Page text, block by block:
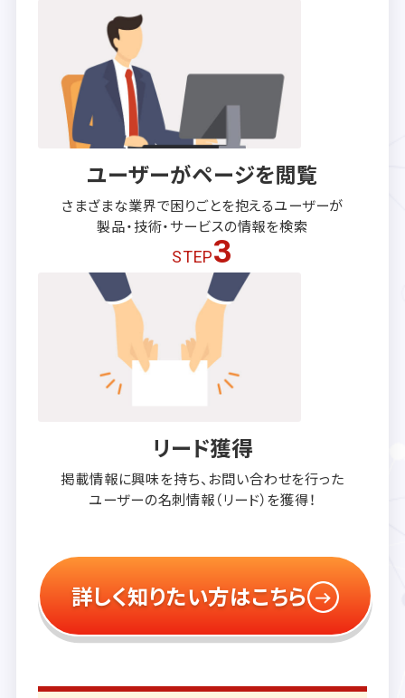
ユーザーがページを閲覧
さまざまな業界で困りごとを抱えるユーザーが
製品・技術・サービスの情報を検索
STEP3
リード獲得
掲載情報に興味を持ち、 お問い合わせを行った
ユーザーの名刺情報（リード）を獲得！
詳しく知りたい方はこちら